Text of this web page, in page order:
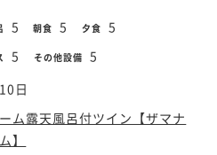
5 朝食 5 夕食 5
5 その他設備 5
日
ム露天風呂付ツイン【ザマナ
】